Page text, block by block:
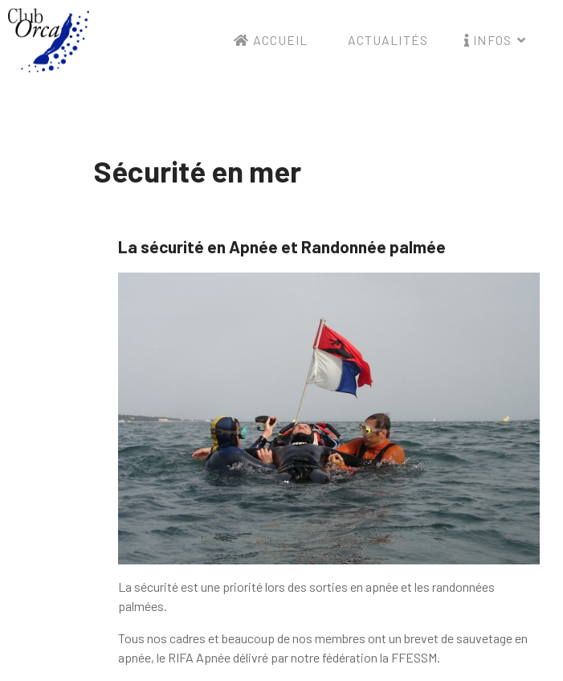
ACCUEIL ACTUALITÉS INFOS
Sécurité en mer
La sécurité en Apnée et Randonnée palmée
La sécurité est une priorité lors des sorties en apnée et les randonnées
palmées.
Tous nos cadres et beaucoup de nos membres ont un brevet de sauvetage en
apnée, le RIFA Apnée délivré par notre fédération la FFESSM.